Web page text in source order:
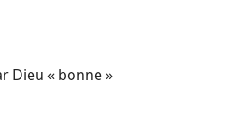
Dieu « bonne »